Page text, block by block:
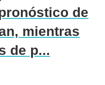
de
mientras
de p...